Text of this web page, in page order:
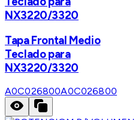
NX3220/3320
Tapa Frontal Medio
Teclado para
NX3220/3320
A0C026800A0C026800